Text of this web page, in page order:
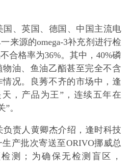
国、英国、德国、中国主流电
来源的omega-3补充剂进行检
合格率为36%。其中，40%磷
油、鱼油乙酯甚至完全不含
况。良莠不齐的市场中，逢
，产品为王”，连续五年在
。
负责人黄卿杰介绍，逢时科技
产批次寄送至ORIVO挪威总
测；为确保无检测盲区，